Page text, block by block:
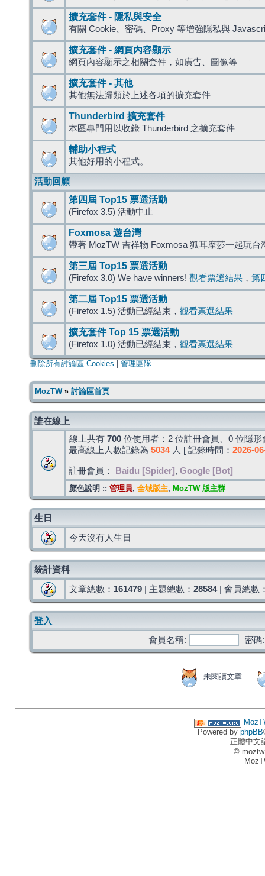
擴充套件 - 隱私與安全
有關 Cookie、密碼、Proxy 等增強隱私與
擴充套件 - 網頁內容顯示
網頁內容顯示之相關套件，如廣告、圖像等
擴充套件 - 其他
其他無法歸類於上述各項的擴充套件
Thunderbird 擴充套件
本區專門用以收錄 Thunderbird 之擴充套件
輔助小程式
其他好用的小程式。
活動回顧
第四屆 Top15 票選活動
(Firefox 3.5) 活動中止
Foxmosa 遊台灣
帶著 MozTW 吉祥物 Foxmosa 狐耳摩莎一起玩台
第三屆 Top15 票選活動
(Firefox 3.0) We have winners! 觀看票選結果 ， 第
第二屆 Top15 票選活動
(Firefox 1.5) 活動已經結束， 觀看票選結果
擴充套件 Top 15 票選活動
(Firefox 1.0) 活動已經結束， 觀看票選結果
刪除所有討論區 Cookies 管理團隊
MozTW» 討論區首頁
誰在線上
線上共有 700 位使用者：2 位註冊會員、0 位隱
最高線上人數記錄為 5034人 [ 記錄時間： 2026-
註冊會員： Baidu [Spider] , Google [Bot]
顏色說明 :: 管理員, 全域版主, MozTW 版主群
生日
今天沒有人生日
統計資料
文章總數： 161479 | 主題總數： 28584| 會員總數
登入
會員名稱:
密碼:
未閱讀文章
Powered by phpBB
正體中文
©